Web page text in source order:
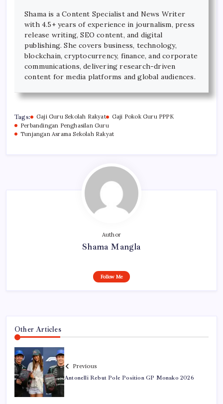
Shama is a Content Specialist and News Writer
with 4.5+ years of experience in journalism, press
release writing, SEO content, and digital
publishing. She covers business, technology,
blockchain, cryptocurrency, finance, and corporate
communications, delivering research-driven
content for media platforms and global audiences.
Tags: Gaji Guru Sekolah Rakyat
Gaji Pokok Guru PPPK
Perbandingan Penghasilan Guru
Tunjangan Asrama Sekolah Rakyat
Author
Shama Mangla
Follow Me
Other Articles
Previous
Antonelli Rebut Pole Position GP Monako 2026